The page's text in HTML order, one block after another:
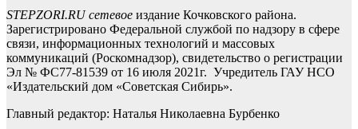
STEPZORI.RU сетевое издание Кочковского района.
Зарегистрировано Федеральной службой по надзору в сфере
связи, информационных технологий и массовых
коммуникаций (Роскомнадзор), свидетельство о регистрации
Эл № ФС77-81539 от 16 июля 2021г. Учредитель ГАУ НСО
«Издательский дом «Советская Сибирь».
Главный редактор: Наталья Николаевна Бурбенко